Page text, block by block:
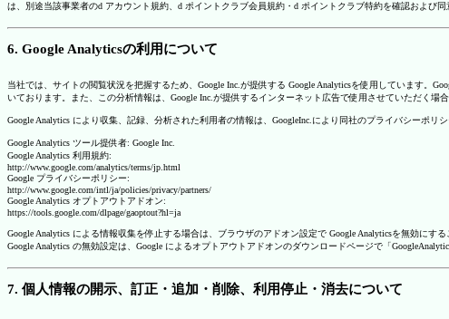
は、別途当該事業者のd アカウント規約、d ポイントクラブ会員規約・d ポイントクラブ特約を確認および
6. Google Analyticsの利用について
当社では、サイトの閲覧状況を把握するため、Google Inc.が提供する Google Analyticsを使用しています。
いております。また、この分析情報は、Google Inc.が提供するインターネット広告で使用させていただく場合
Google Analytics により収集、記録、分析された利用者の情報は、GoogleInc.により同社のプライバシーポリ
Google Analytics ツール提供者: Google Inc.
Google Analytics 利用規約:
http://www.google.com/analytics/terms/jp.html
Google プライバシーポリシー:
http://www.google.com/intl/ja/policies/privacy/partners/
Google Analytics オプトアウトアドオン:
https://tools.google.com/dlpage/gaoptout?hl=ja
Google Analytics による情報収集を停止する場合は、ブラウザのアドオン設定で Google Analyticsを無効にす
Google Analytics の無効設定は、Google によるオプトアウトアドオンのダウンロードページで「
7. 個人情報の開示、訂正・追加・削除、利用停止・消去について